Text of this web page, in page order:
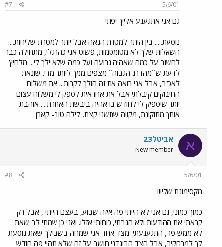
5/6/01
#7
גם אני אתגעגע אלייך יפתי
נוסעת..... בין היתר למטרת הנאה אבל יותר למטרת שליחות....
השאלות שלך לא מטומטמות, פשוט אני כהרגלי, מתחילה כבר
לחשוב על כמה שאהיה גרועה ועל כמה שלא ילך לי... מלחיץ
לדעת ש``מהדרג הגבוה`` מצפים ממך ליותר מדי. שונאת
לאכזב, אבל אני רואה את זה הולך לקרות... את משלוח
החיבוקים קיבלתי אבל את אחראית לספק לי משלוח עצום
יותר שיספיק לי לחודש בו אהיה ביבשת האחרת.... אוהבת
אותך מתוקונת, מקווה שתשני קצת, לילה טוב- קארן
א אביטל23
New member
5/6/01
#8
מקסימונת שלי!!!
כמוך כמוני, גם אני לא הייתי פה איזה שבוע, בעצם הייתי , אבל רק
קראתי את ההודעות ולא הגבתי, כוחותי אזלו. ואני כן שמתי לב שאת
לא ממש פה, התגעגעתי. מצד אחד אני שמחה בשבילך שאת נוסעת
לך למרחקים, אבל הצד הבוגדני חושב על זה שלא תהיי פה חודש